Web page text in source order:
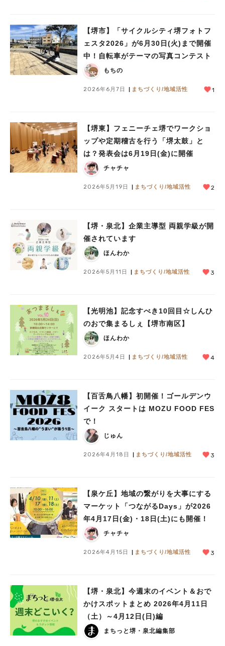
【堺市】「サイクルシティ堺フォトフ
ェスタ2026」が6月30日(火)まで開催
中！自転車がテーマの写真コンテスト
もちの
2026年6月7日 まちづくり/地域活性 1
【堺東】フェニーチェ堺でワークショ
ップや定期稽古を行う「堺太鼓」と
は？発表会は6月19日(金)に開催
チャチャ
2026年5月19日 まちづくり/地域活性 2
【堺・泉北】企業主導型 両親学級が開
催されています
ほんわか
2026年5月11日 まちづくり/地域活性 3
【光明池】記念すべき10回目☆しんひ
のおで集まるしぇ【堺市南区】
ほんわか
2026年5月4日 まちづくり/地域活性 4
【百舌鳥八幡】初開催！ゴールデンウ
イーク スタートは MOZU FOOD FES
で！
じゅん
2026年4月18日 まちづくり/地域活性 3
【泉ケ丘】地域の繋がりを大事にする
マーケット「つながるDays」が2026
年4月17日(金)・18日(土)にも開催！
チャチャ
2026年4月15日 まちづくり/地域活性 3
【堺・泉北】今週末のイベント＆おで
かけスポットまとめ 2026年4月11日
（土）～4月12日(日)編
まちっと堺・泉北編集部